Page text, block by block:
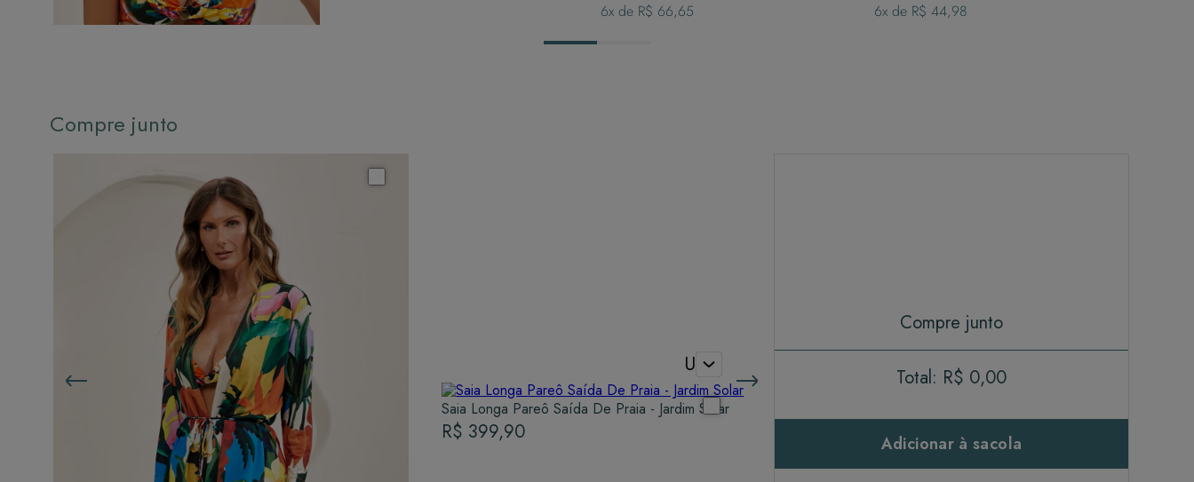
6x de R$ 66,65 6x de R$ 44,98
Compre junto
U
Saia Longa Pareô Saída De Praia - Jardim Solar
R$ 399,90
Compre junto
Total: R$ 0,00
Adicionar à sacola